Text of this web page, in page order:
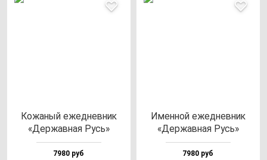
Кожа­ный ежед­нев­ник
«Дер­жав­ная Русь»
7980 руб
Имен­ной ежед­нев­ник
«Дер­жав­ная Русь»
7980 руб